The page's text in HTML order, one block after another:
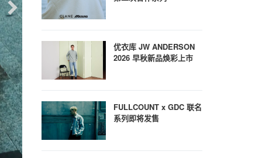
优衣库 JW ANDERSON
2026 早秋新品焕彩上市
FULLCOUNT x GDC 联名
系列即将发售